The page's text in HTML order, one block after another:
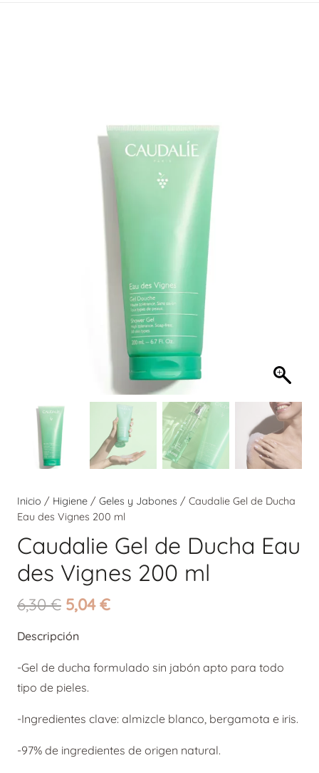
Inicio / Higiene / Geles y Jabones / Caudalie Gel de Ducha
Eau des Vignes 200 ml
Caudalie Gel de Ducha Eau
des Vignes 200 ml
6,30€ El
original
era:
6,30 €.
5,04€El
es:
Descripción
-Gel de ducha formulado sin jabón apto para todo
tipo de pieles.
-Ingredientes clave: almizcle blanco, bergamota e iris.
-97% de ingredientes de origen natural.